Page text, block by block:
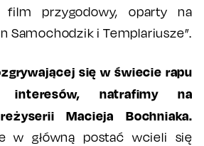
film przygodowy, oparty na
Samochodzik i Templariusze”.
się w świecie rapu
natrafimy na
Macieja Bochniaka.
w główną postać wcieli się